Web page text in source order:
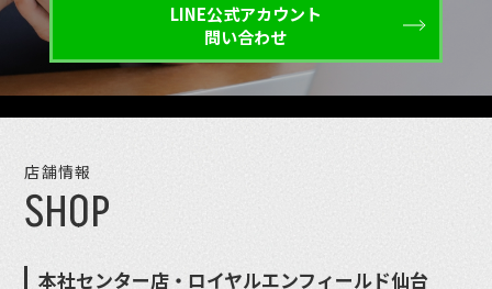
LINE公式アカウント
問い合わせ
店舗情報
SHOP
本社センター店・ロイヤルエンフィールド仙台